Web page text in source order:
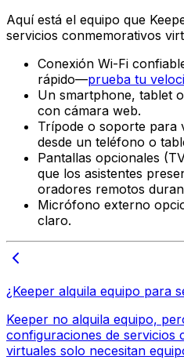
Aquí está el equipo que
servicios conmemorativos
Conexión Wi-Fi
rápido—prueba tu
Un smartphone, tablet
con cámara web.
Trípode o soporte para
desde un teléfono o
Pantallas opcionales
que los asistentes
oradores remotos
Micrófono externo
claro.
¿Keeper alquila equipo para
Keeper no alquila equipo,
configuraciones de servicios
virtuales solo necesitan